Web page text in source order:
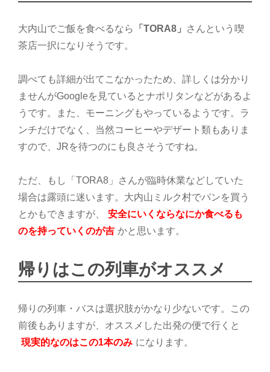
大内山でご飯を食べるなら 「TORA8」
さんという喫
茶店一択になりそうです。
調べても詳細が出てこなかったため、詳しくは分かり
ませんがGoogleを見ているとナポリタンなどがあるよ
うです。また、モーニングもやっているようです。ラ
ンチだけでなく、当然コーヒーやデザート類もありま
すので、JRを待つのにも良さそうですね。
ただ、もし「TORA8」さんが臨時休業などしていた
場合は露頭に迷います。大内山ミルク村でパンを買う
とかもできますが、
安全にいくならなにか食べるも
のを持っていくのが吉 かと思います。
帰りはこの列車がオススメ
帰りの列車・バスは選択肢がかなり少ないです。この
前後もありますが、オススメした出発の便で行くと
現実的なのはこの1本のみ になります。